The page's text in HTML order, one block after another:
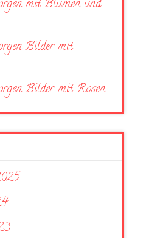
mit Blumen und
Bilder mit
Bilder mit Rosen